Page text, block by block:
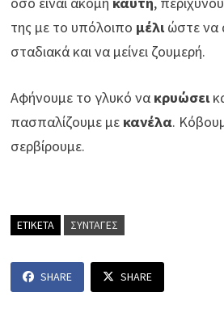
της με το υπόλοιπο μέλιώστε να
σταδιακά και να μείνει ζουμερή.
Αφήνουμε το γλυκό νακρυώσει
πασπαλίζουμε μεκανέλα.
σερβίρουμε.
ΕΤΙΚΕΤΑ ΣΥΝΤΑΓΕΣ
SHARE SHARE